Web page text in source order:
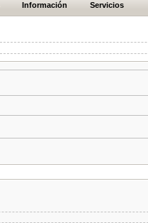
Información Servicios